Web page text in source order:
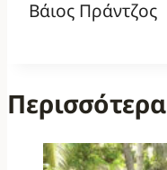
Βάιος Πράντζος
Περισσότερα